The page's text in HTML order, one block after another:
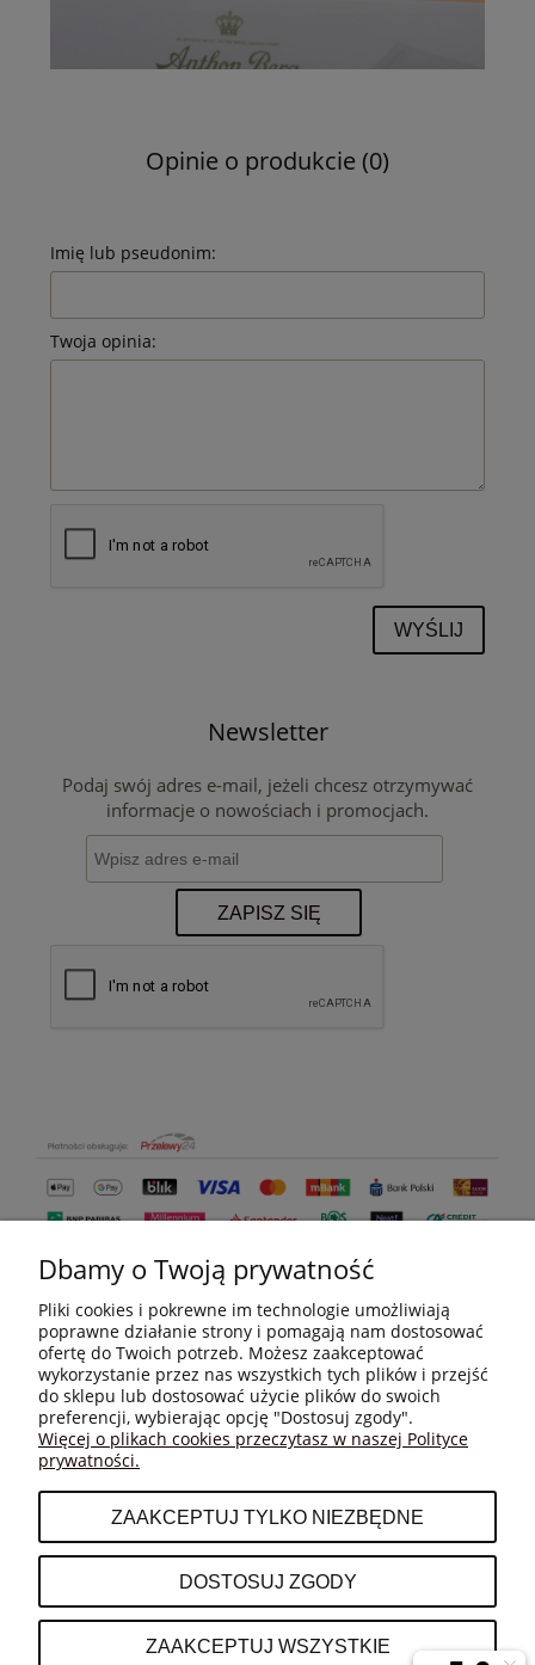
Opinie o produkcie (0)
Imię lub pseudonim:
Twoja opinia:
WYŚLIJ
Newsletter
Podaj swój adres e-mail, jeżeli chcesz otrzymywać
informacje o nowościach i promocjach.
ZAPISZ SIĘ
MOJE KONTO
INFORMACJE
O NAS
Dbamy o Twoją prywatność
Pliki cookies i pokrewne im technologie umożliwiają
poprawne działanie strony i pomagają nam dostosować
ofertę do Twoich potrzeb. Możesz zaakceptować
wykorzystanie przez nas wszystkich tych plików i przejść
do sklepu lub dostosować użycie plików do swoich
preferencji, wybierając opcję "Dostosuj zgody".
Więcej o plikach cookies przeczytasz w naszej Polityce
prywatności.
ZAAKCEPTUJ TYLKO NIEZBĘDNE
DOSTOSUJ ZGODY
ZAAKCEPTUJ WSZYSTKIE